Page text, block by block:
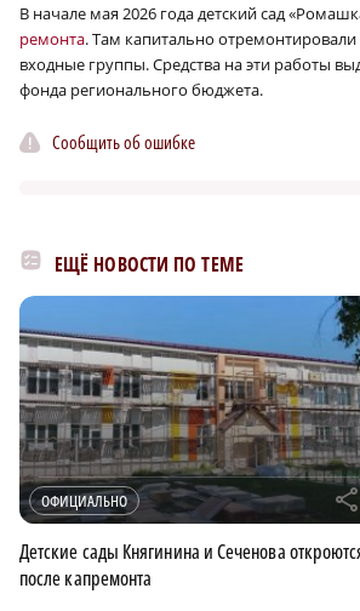
В начале мая 2026 года детский сад
ремонта. Там капитально
входные группы. Средства на эти работы
фонда регионального бюджета.
Сообщить об ошибке
ЕЩЁ НОВОСТИ ПО ТЕМЕ
ОФИЦИАЛЬНО r
Детские сады Княгинина и Сеченова
после капремонта